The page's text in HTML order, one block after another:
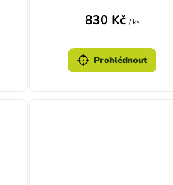
830 Kč/ ks
Prohlédnout